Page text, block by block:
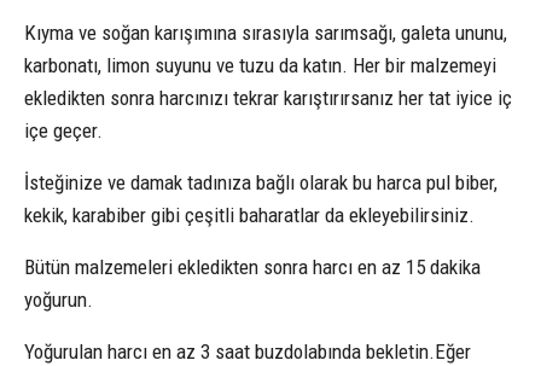
Kıyma ve soğan karışımına sırasıyla sarımsağı, galeta ununu,
karbonatı, limon suyunu ve tuzu da katın. Her bir malzemeyi
ekledikten sonra harcınızı tekrar karıştırırsanız her tat iyice iç
içe geçer.
İsteğinize ve damak tadınıza bağlı olarak bu harca pul biber,
kekik, karabiber gibi çeşitli baharatlar da ekleyebilirsiniz.
Bütün malzemeleri ekledikten sonra harcı en az 15 dakika
yoğurun.
Yoğurulan harcı en az 3 saat buzdolabında bekletin.Eğer